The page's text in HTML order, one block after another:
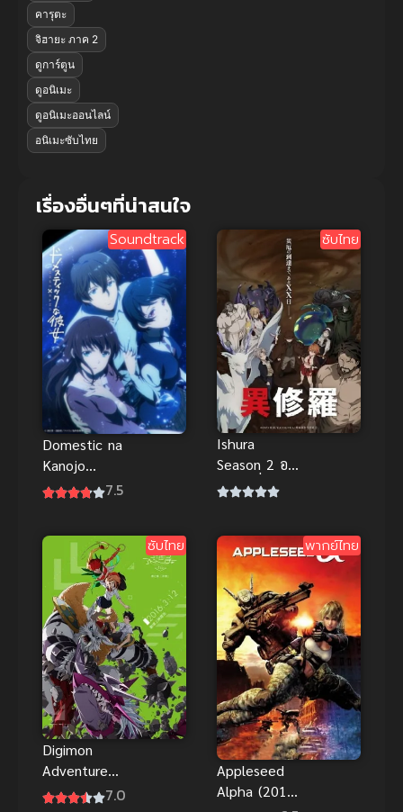
คารุตะ
จิฮายะ ภาค 2
ดูการ์ตูน
ดูอนิเมะ
ดูอนิเมะออนไลน์
อนิเมะซับไทย
เรื่องอื่นๆที่น่าสนใจ
Soundtrack
Domestic na
Kanojo
(2019) บท7.5
ซับไทย
Ishura
Season 2 อสุ
ร่า ข้านี่แหล่ะ
ซับไทย
Digimon
Adventure
tri. 2: Ketsui
7.0
พากย์ไทย
Appleseed
Alpha (2015)